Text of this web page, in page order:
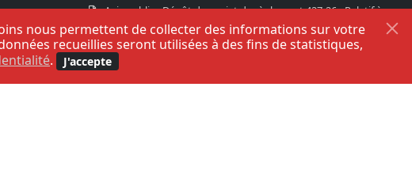
Avis public - Dépôt du projet de règlement 427-26 - Relatif à
l'entretien des systèmes de traitement UV
AVIS PUBLIC - Séance ordinaire 13 juillet 2026
nous permettent de collecter des informations sur votre
recueillies seront utilisées à des fins de statistiques,
. J'accepte